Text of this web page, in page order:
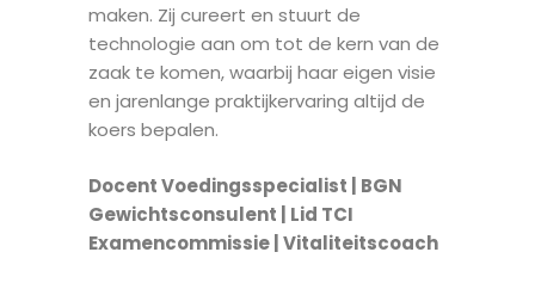
maken. Zij cureert en stuurt de
technologie aan om tot de kern van de
zaak te komen, waarbij haar eigen visie
en jarenlange praktijkervaring altijd de
koers bepalen.
Docent Voedingsspecialist | BGN
Gewichtsconsulent | Lid TCI
Examencommissie | Vitaliteitscoach